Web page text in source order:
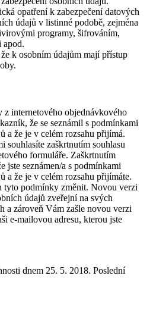
opatření k zabezpečení datových
údajů v listinné podobě, zejména
programy, šifrováním,
apod.
k osobním údajům mají přístup
z internetového objednávkového
že se seznámil s podmínkami
a že je v celém rozsahu přijímá.
souhlasíte zaškrtnutím souhlasu
formuláře. Zaškrtnutím
jste seznámen/a s podmínkami
a že je v celém rozsahu přijímáte.
tyto podmínky změnit. Novou verzi
údajů zveřejní na svých
a zároveň Vám zašle novou verzi
e-mailovou adresu, kterou jste
dnem 25. 5. 2018. Poslední